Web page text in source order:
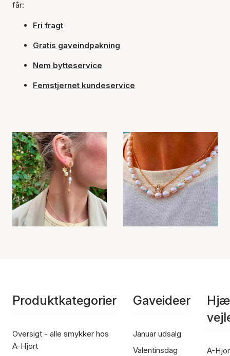
får:
Fri fragt
Gratis gaveindpakning
Nem bytteservice
Femstjernet kundeservice
Produktkategorier
Oversigt - alle smykker hos
A-Hjort
Gaveideer
Januar udsalg
Valentinsdag
A-